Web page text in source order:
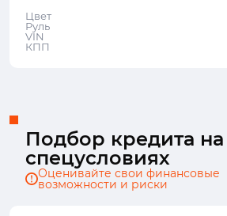
Цвет
Руль
VIN
КПП
Подбор кредита на
спецусловиях
Оценивайте свои финансовые
возможности и риски